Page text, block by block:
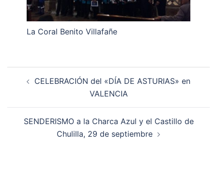
La Coral Benito Villafañe
CELEBRACIÓN del «DÍA DE ASTURIAS» en
VALENCIA
SENDERISMO a la Charca Azul y el Castillo de
Chulilla, 29 de septiembre